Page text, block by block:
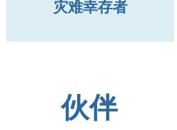
灾难幸存者
伙伴